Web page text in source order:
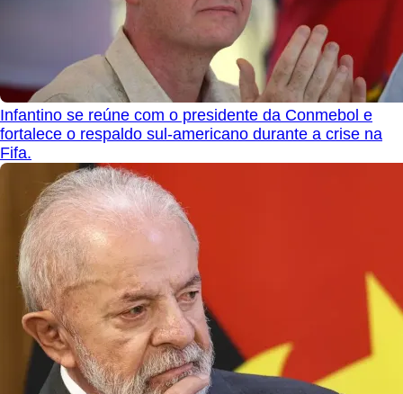
Infantino se reúne com o presidente da Conmebol e
fortalece o respaldo sul-americano durante a crise na
Fifa.